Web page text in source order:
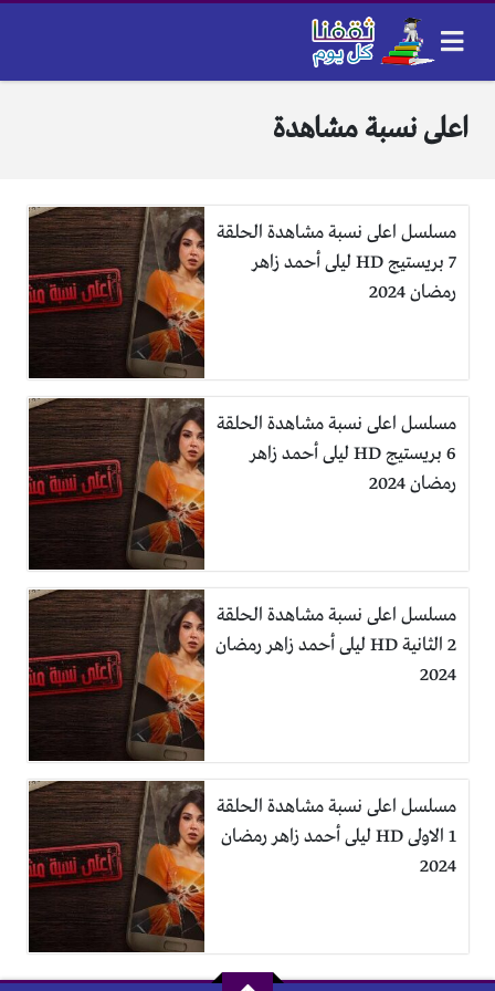
اعلى نسبة مشاهدة
مسلسل اعلى نسبة مشاهدة الحلقة
7 بريستيج HD ليلى أحمد زاهر
رمضان 2024
مسلسل اعلى نسبة مشاهدة الحلقة
6 بريستيج HD ليلى أحمد زاهر
رمضان 2024
مسلسل اعلى نسبة مشاهدة الحلقة
2 الثانية HD ليلى أحمد زاهر رمضان
2024
مسلسل اعلى نسبة مشاهدة الحلقة
1 الاولى HD ليلى أحمد زاهر رمضان
2024